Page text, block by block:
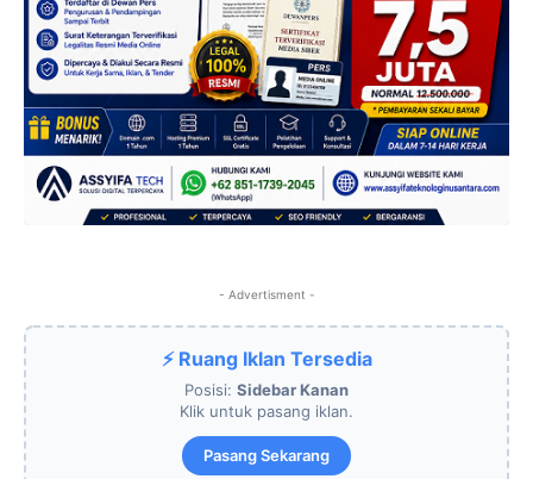
- Advertisment -
⚡ Ruang Iklan Tersedia
Posisi: Sidebar Kanan
Klik untuk pasang iklan.
Pasang Sekarang